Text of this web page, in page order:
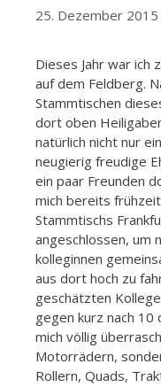
25. Dezember 2015
Dieses Jahr war ich
auf dem Feldberg.
Stammtischen
dort oben
natürlich nicht nur
neugierig freudige
ein paar Freunden
mich bereits
Stammtischs
angeschlossen, um
kolleginnen
aus dort hoch zu
geschätzten
gegen kurz nach
mich völlig
Motorrädern,
Rollern, Quads,